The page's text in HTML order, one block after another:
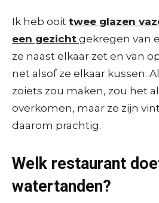
Ik heb ooit twee glazen
een gezicht gekregen van
ze naast elkaar zet en van
net alsof ze elkaar kussen.
zoiets zou maken, zou het
overkomen, maar ze zijn
daarom prachtig.
Welk restaurant
watertanden?